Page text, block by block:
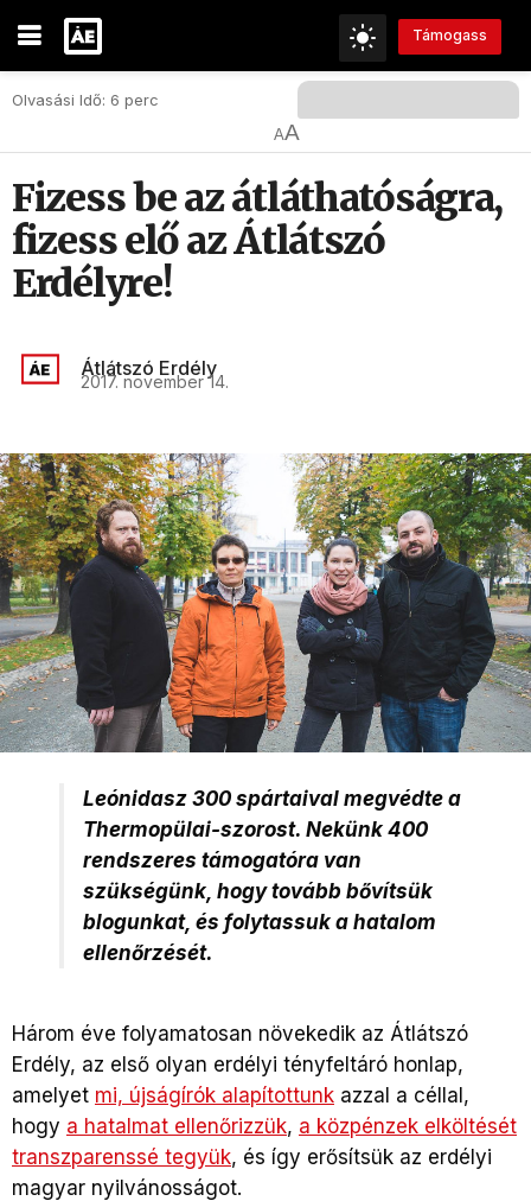
Támogass
Olvasási Idő: 6 perc
AA
Fizess be az átláthatóságra,
fizess elő az Átlátszó
Erdélyre!
Átlátszó Erdély
2017. november 14.
Leónidasz 300 spártaival megvédte a
Thermopülai-szorost. Nekünk 400
rendszeres támogatóra van
szükségünk, hogy tovább bővítsük
blogunkat, és folytassuk a hatalom
ellenőrzését.
Három éve folyamatosan növekedik az Átlátszó
Erdély, az első olyan erdélyi tényfeltáró honlap,
amelyet mi, újságírók alapítottunk azzal a céllal,
hogy a hatalmat ellenőrizzük, a közpénzek elköltését
transzparenssé tegyük, és így erősítsük az erdélyi
magyar nyilvánosságot.